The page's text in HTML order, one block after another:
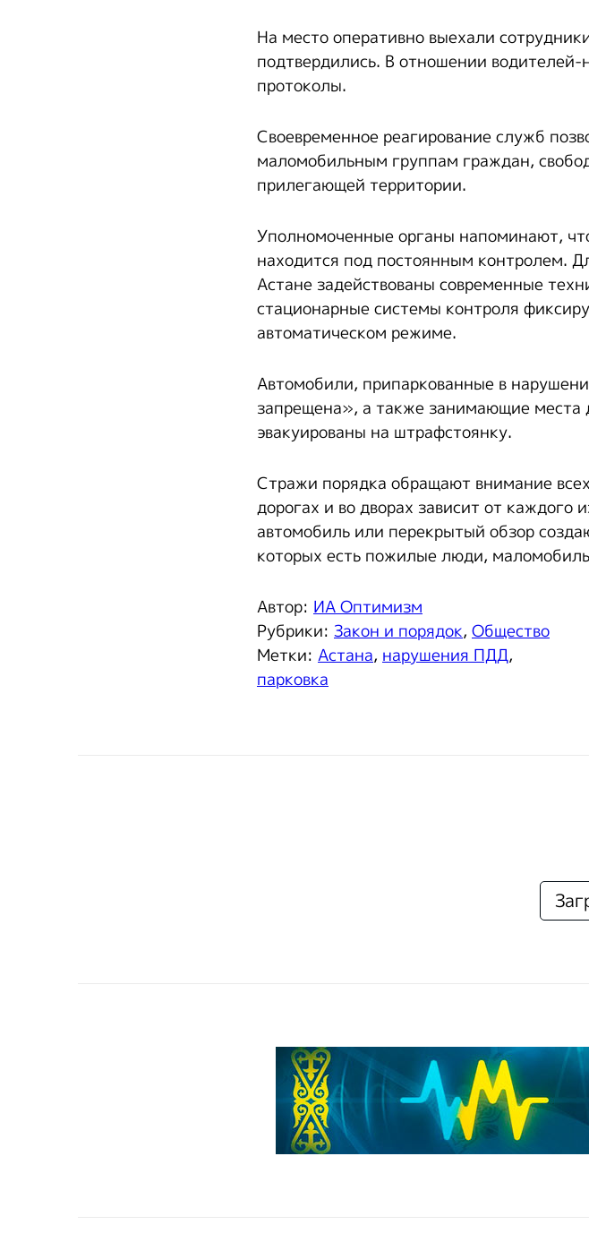
На место оперативно выехали
подтвердились. В отношении
протоколы.
Своевременное реагирование служб
маломобильным группам граждан,
прилегающей территории.
Уполномоченные органы напоминают,
находится под постоянным контролем.
Астане задействованы современные
стационарные системы контроля
автоматическом режиме.
Автомобили, припаркованные в
запрещена», а также занимающие
эвакуированы на штрафстоянку.
Стражи порядка обращают внимание
дорогах и во дворах зависит от каждого
автомобиль или перекрытый обзор
которых есть пожилые люди,
Автор: ИА Оптимизм
Рубрики: Закон и порядок, Общество
Метки: Астана, нарушения ПДД,
парковка